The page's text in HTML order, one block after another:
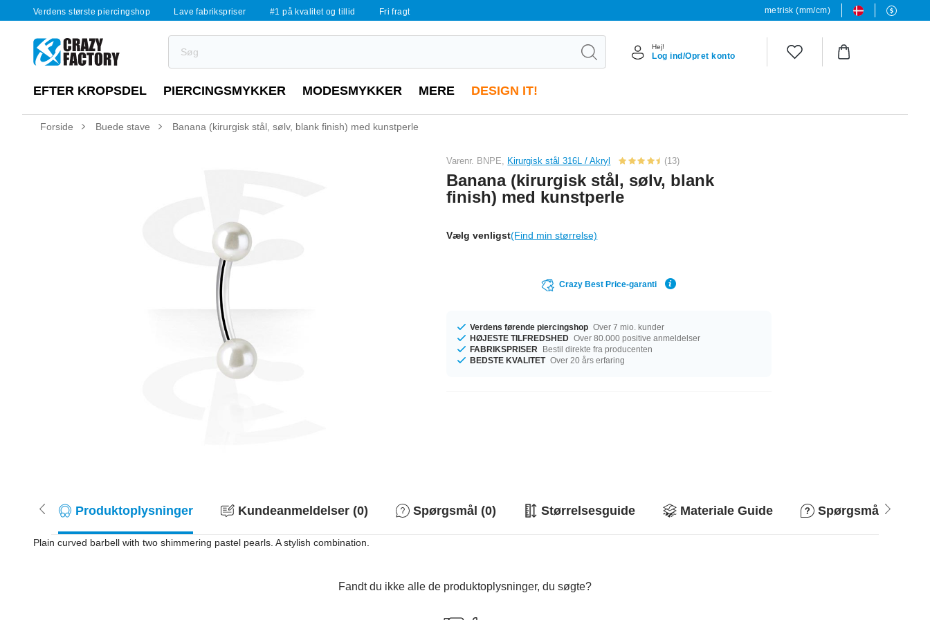
Verdens største piercingshop Lave fabrikspriser #1 på kvalitet og tillid Fri fragt metrisk (mm/cm)
Hej!
Log ind/Opret konto
EFTER KROPSDEL PIERCINGSMYKKER MODESMYKKER MERE DESIGN IT!
Forside Buede stave Banana (kirurgisk stål, sølv, blank finish) med kunstperle
Varenr. BNPE, Kirurgisk stål 316L / Akryl (13)
Banana (kirurgisk stål, sølv, blank
finish) med kunstperle
Vælg venligst(Find min størrelse)
Crazy Best Price-garanti
Verdens førende piercingshop Over 7 mio. kunder
HØJESTE TILFREDSHED Over 80.000 positive anmeldelser
FABRIKSPRISER
Bestil direkte fra producenten
BEDSTE KVALITET Over 20 års erfaring
Produktoplysninger Kundeanmeldelser (0) Spørgsmål (0) Størrelsesguide Materiale Guide Spørgsmål og svar
Plain curved barbell with two shimmering pastel pearls. A stylish combination.
Fandt du ikke alle de produktoplysninger, du søgte?